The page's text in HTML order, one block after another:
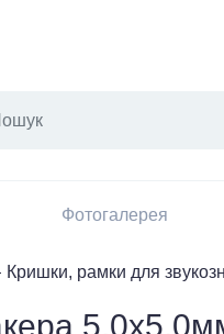
Фотогалерея
Кришки, рамки для